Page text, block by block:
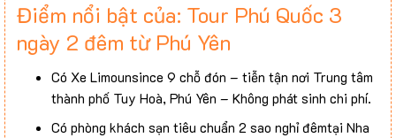
Điểm nổi bật của: Tour Phú Quốc 3
ngày 2 đêm từ Phú Yên
Có Xe Limounsince 9 chỗ đón – tiễn tận nơi Trung tâm
thành phố Tuy Hoà, Phú Yên – Không phát sinh chi phí.
Có phòng khách sạn tiêu chuẩn 2 sao nghỉ đêmtại Nha